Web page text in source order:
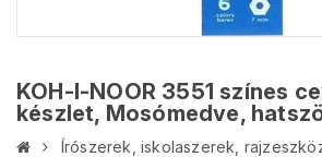
KOH-I-NOOR 3551 színes
készlet, Mosómedve,
Írószerek, iskolaszerek,